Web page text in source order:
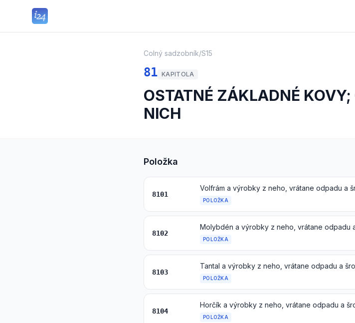
Colný sadzobník/S15
81 KAPITOLA
OSTATNÉ ZÁKLADNÉ
NICH
Položka
8101
Volfrám a výrobky z neho, vrátane odpadu a
POLOŽKA
8102
Molybdén a výrobky z neho, vrátane odpadu
POLOŽKA
8103
Tantal a výrobky z neho, vrátane odpadu a
POLOŽKA
8104
Horčík a výrobky z neho, vrátane odpadu a
POLOŽKA